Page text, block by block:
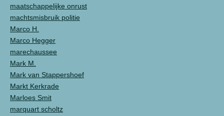
maatschappelijke onrust
machtsmisbruik politie
Marco H.
Marco Hegger
marechaussee
Mark M.
Mark van Stappershoef
Markt Kerkrade
Marloes Smit
marquart scholtz